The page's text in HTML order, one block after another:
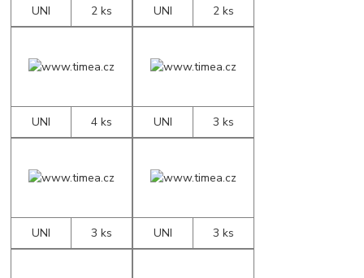
UNI 2 ks UNI 2 ks
UNI 4 ks UNI 3 ks
UNI 3 ks UNI 3 ks